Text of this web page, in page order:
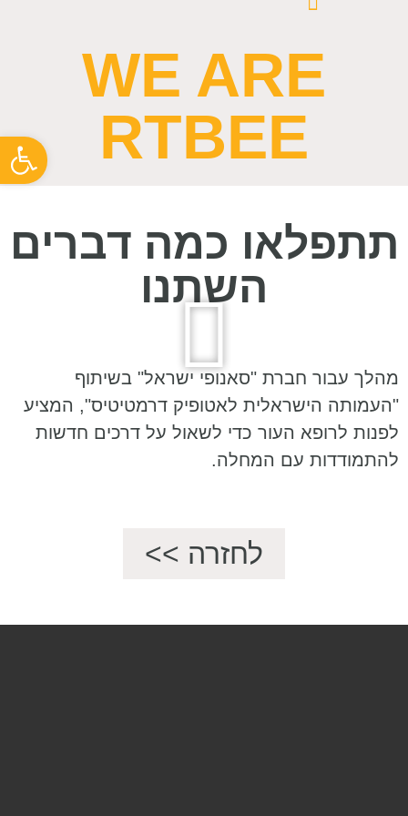
WE ARE
RTBEE
תתפלאו כמה דברים
השתנו
מהלך עבור חברת "סאנופי ישראל" בשיתוף
"העמותה הישראלית לאטופיק דרמטיטיס", המציע
לפנות לרופא העור כדי לשאול על דרכים חדשות
להתמודדות עם המחלה.
לחזרה >>
פתח